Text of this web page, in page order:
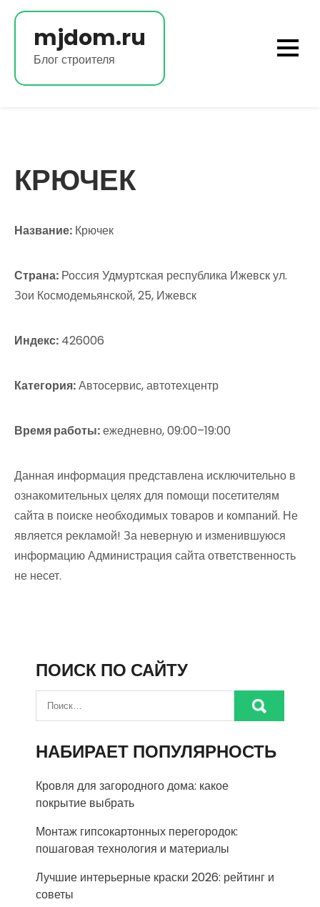
Перейти
содержимомуmjdom.ru
Блог строителя
КРЮЧЕК
Название: Крючек
Страна: Россия Удмуртская республика Ижевск ул.
Зои Космодемьянской, 25, Ижевск
Индекс: 426006
Категория:Автосервис, автотехцентр
Время работы:ежедневно, 09:00–19:00
Данная информация представлена исключительно в
ознакомительных целях для помощи посетителям
сайта в поиске необходимых товаров и компаний. Не
является рекламой! За неверную и изменившуюся
информацию Администрация сайта ответственность
не несет.
ПОИСК ПО САЙТУ
НАБИРАЕТ ПОПУЛЯРНОСТЬ
Кровля для загородного дома: какое
покрытие выбрать
Монтаж гипсокартонных перегородок:
пошаговая технология и материалы
Лучшие интерьерные краски 2026: рейтинг и
советы